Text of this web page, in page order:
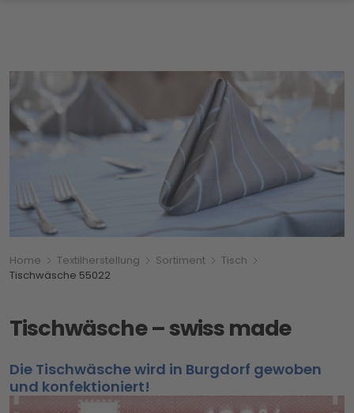
Breadcrumbnavigation
Sie befinden sich hier:
Home Textilherstellung Sortiment
Tisch
Tischwäsche 55022
Tischwäsche – swiss made
Die Tischwäsche wird in Burgdorf gewoben
und konfektioniert!